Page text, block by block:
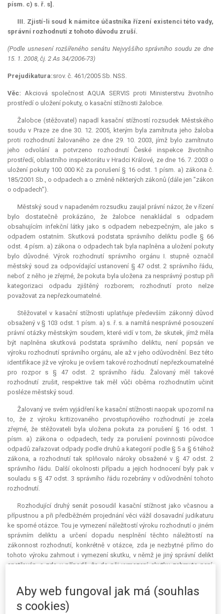
písm. c) s. ř. s].
III. Zjistí-li soud k námitce účastníka řízení existenci této vady,
správní rozhodnutí z tohoto důvodu zruší.
(Podle usnesení rozšířeného senátu Nejvyššího správního soudu ze dne
15. 1. 2008, čj. 2 As 34/2006-73)
Prejudikatura:srov. č. 461/2005 Sb. NSS.
Věc: Akciová společnostAQUA SERVIS proti Ministerstvu životního
prostředí o uložení pokuty, o kasační stížnosti žalobce.
Žalobce (stěžovatel) napadl kasační stížností rozsudek Městského
soudu v Praze ze dne 30. 12. 2005, kterým byla zamítnuta jeho žaloba
proti rozhodnutí žalovaného ze dne 29. 10. 2003, jímž bylo zamítnuto
jeho odvolání a potvrzeno rozhodnutí České inspekce životního
prostředí, oblastního inspektorátu v Hradci Králové, ze dne 16. 7. 2003 o
uložení pokuty 100 000 Kč za porušení § 16 odst. 1 písm. a) zákona č.
185/2001 Sb., o odpadech a o změně některých zákonů (dále jen "zákon
o odpadech").
Městský soud v napadeném rozsudku zaujal právní názor, že v řízení
bylo dostatečně prokázáno, že žalobce nenakládal s odpadem
obsahujícím infekční látky jako s odpadem nebezpečným, ale jako s
odpadem ostatním. Skutková podstata správního deliktu podle § 66
odst. 4 písm. a) zákona o odpadech tak byla naplněna a uložení pokuty
bylo důvodné. Výrok rozhodnutí správního orgánu I. stupně označil
městský soud za odpovídající ustanovení § 47 odst. 2 správního řádu,
neboť z něho je zřejmé, že pokuta byla uložena za nesprávný postup při
kategorizaci odpadu zjištěný rozborem; rozhodnutí proto nelze
považovat za nepřezkoumatelné.
Stěžovatel v kasační stížnosti uplatňuje především zákonný důvod
obsažený v § 103 odst. 1 písm. a) s. ř. s. a namítá nesprávné posouzení
právní otázky městským soudem, které vidí v tom, že skutek, jímž měla
být naplněna skutková podstata správního deliktu, není popsán ve
výroku rozhodnutí správního orgánu, ale až v jeho odůvodnění. Bez této
identifikace již ve výroku je ovšem takové rozhodnutí nepřezkoumatelné
pro rozpor s § 47 odst. 2 správního řádu. Žalovaný měl takové
rozhodnutí zrušit, respektive tak měl vůči oběma rozhodnutím učinit
posléze městský soud.
Žalovaný ve svém vyjádření ke kasační stížnosti naopak upozornil na
to, že z výroku kritizovaného prvostupňového rozhodnutí je zcela
zřejmé, že stěžovateli byla uložena pokuta za porušení § 16 odst. 1
písm. a) zákona o odpadech, tedy za porušení povinnosti původce
odpadů zařazovat odpady podle druhů a kategorií podle § 5 a § 6 téhož
zákona, a rozhodnutí tak splňovalo nároky obsažené v § 47 odst. 2
správního řádu. Další okolnosti případu a jejich hodnocení byly pak v
souladu s § 47 odst. 3 správního řádu rozebrány v odůvodnění tohoto
rozhodnutí.
Rozhodující druhý senát posoudil kasační stížnost jako včasnou a
přípustnou a při předběžném projednání věci vážil dosavadní judikaturu
ke sporné otázce. Tou je vymezení náležitostí výroku rozhodnutí o jiném
správním deliktu a určení dopadu nesplnění těchto náležitostí na
zákonnost rozhodnutí, konkrétně v otázce, zda je nezbytné přímo do
tohoto výroku zahrnout i vymezení skutku, v němž je jiný správní delikt
spatřován, a zda v případě, že do něj vymezení skutku zahrnuto není,
K této otázce se již dříve vyslovil třetí senát v rozsudku ze dne ze dne
23. 2. 2005, čj. 3 Ads 21/2004-55
Aby web fungoval jak má (souhlas
s cookies)